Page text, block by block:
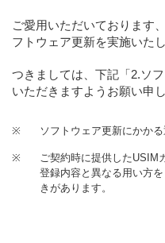
ご愛用いただいております
フトウェア更新を実施いたし
つきましては、下記 「2.ソ
いただきますようお願い申
※ ソフトウェア更新にかかる
※
ご契約時に提供したUSIM
登録内容と異なる用い方
きがあります。